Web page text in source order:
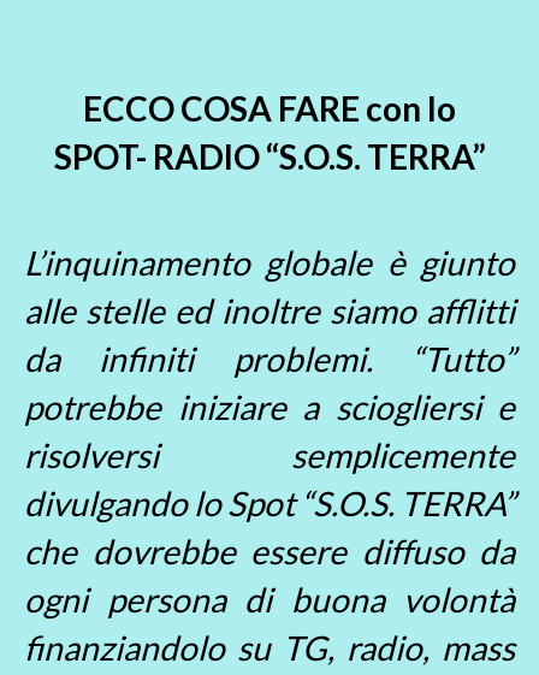
ECCO COSA FARE con lo
SPOT- RADIO “S.O.S. TERRA”
L’inquinamento globale è giunto
alle stelle ed inoltre siamo afflitti
da infiniti problemi. “Tutto”
potrebbe iniziare a sciogliersi e
risolversi semplicemente
divulgando lo Spot “S.O.S. TERRA”
che dovrebbe essere diffuso da
ogni persona di buona volontà
finanziandolo su TG, radio, mass